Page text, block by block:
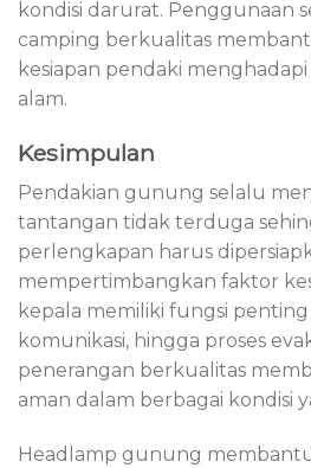
kondisi darurat. Penggunaan
camping berkualitas
kesiapan pendaki
alam.
Kesimpulan
Pendakian gunung selalu
tantangan tidak terduga
perlengkapan harus
mempertimbangkan faktor
kepala memiliki fungsi
komunikasi, hingga proses
penerangan berkualitas
aman dalam berbagai kondisi
Headlamp gunung